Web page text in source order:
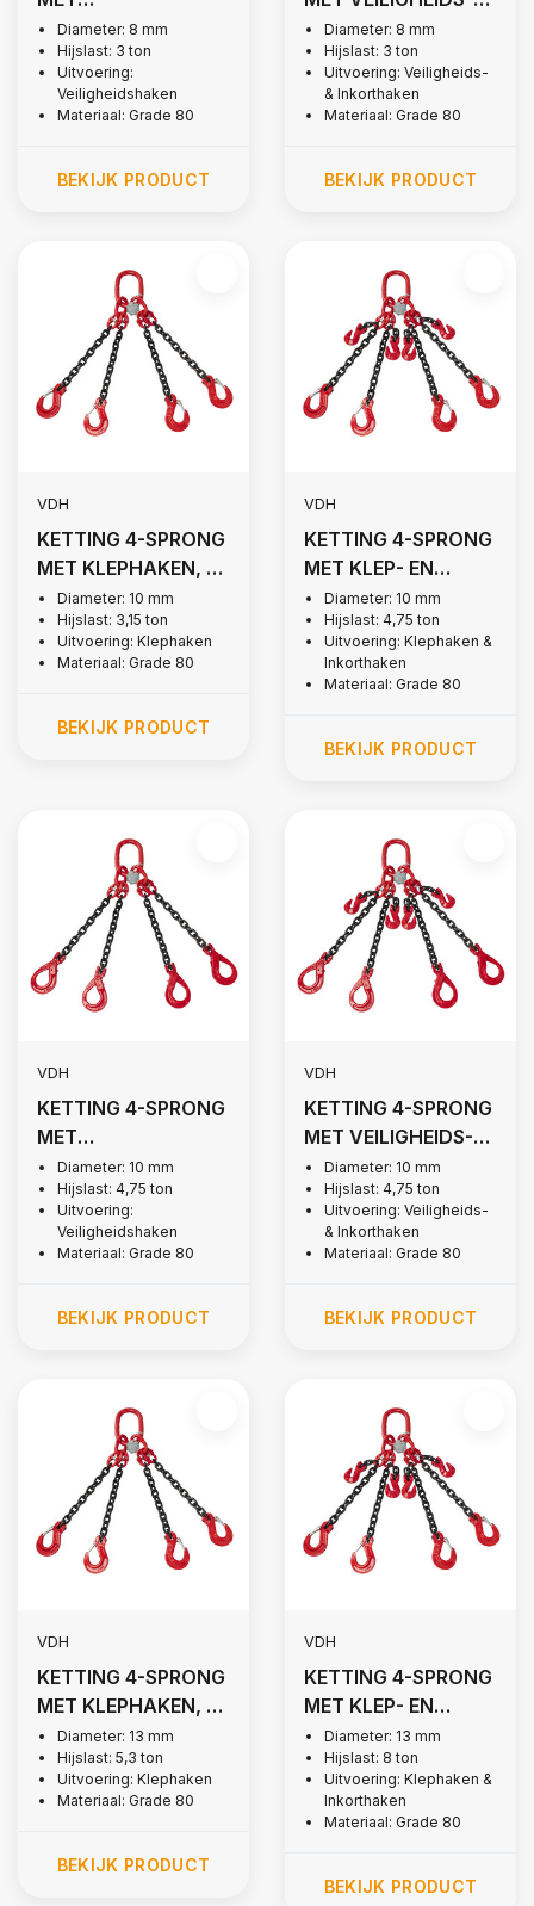
VEILIGHEIDSHAKEN,
Ø 8 MM
Diameter: 8 mm
Hijslast: 3 ton
Uitvoering:
Veiligheidshaken
Materiaal: Grade 80
BEKIJK PRODUCT
EN INKORTHAKEN,
Ø 8 MM
Diameter: 8 mm
Hijslast: 3 ton
Uitvoering: Veiligheids-
& Inkorthaken
Materiaal: Grade 80
BEKIJK PRODUCT
VDH
KETTING 4-SPRONG
MET KLEPHAKEN, Ø
10 MM
Diameter: 10 mm
Hijslast: 3,15 ton
Uitvoering: Klephaken
Materiaal: Grade 80
BEKIJK PRODUCT
VDH
KETTING 4-SPRONG
MET KLEP- EN
INKORTHAKEN, Ø 10
MM
Diameter: 10 mm
Hijslast: 4,75 ton
Uitvoering: Klephaken &
Inkorthaken
Materiaal: Grade 80
BEKIJK PRODUCT
VDH
KETTING 4-SPRONG
MET
VEILIGHEIDSHAKEN,
Ø 10 MM
Diameter: 10 mm
Hijslast: 4,75 ton
Uitvoering:
Veiligheidshaken
Materiaal: Grade 80
BEKIJK PRODUCT
VDH
KETTING 4-SPRONG
MET VEILIGHEIDS-
EN INKORTHAKEN,
Ø 10 MM
Diameter: 10 mm
Hijslast: 4,75 ton
Uitvoering: Veiligheids-
& Inkorthaken
Materiaal: Grade 80
BEKIJK PRODUCT
VDH
KETTING 4-SPRONG
MET KLEPHAKEN, Ø
13 MM
Diameter: 13 mm
Hijslast: 5,3 ton
Uitvoering: Klephaken
Materiaal: Grade 80
BEKIJK PRODUCT
VDH
KETTING 4-SPRONG
MET KLEP- EN
INKORTHAKEN, Ø 13
MM
Diameter: 13 mm
Hijslast: 8 ton
Uitvoering: Klephaken &
Inkorthaken
Materiaal: Grade 80
BEKIJK PRODUCT